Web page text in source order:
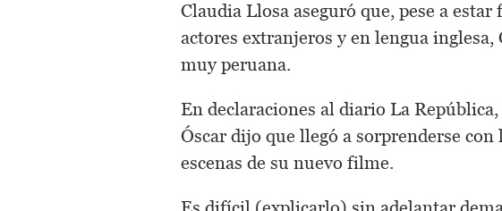
Claudia Llosa aseguró que, pese a estar
actores extranjeros y en lengua
muy peruana.
En declaraciones al diario La
Óscar dijo que llegó a sorprenderse con
escenas de su nuevo filme.